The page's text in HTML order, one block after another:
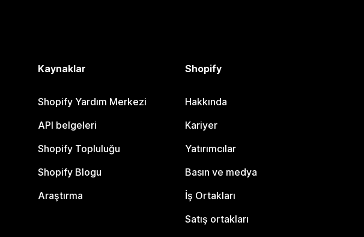
Kaynaklar
Shopify Yardım Merkezi
API belgeleri
Shopify Topluluğu
Shopify Blogu
Araştırma
Shopify
Hakkında
Kariyer
Yatırımcılar
Basın ve medya
İş Ortakları
Satış ortakları